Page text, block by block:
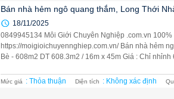
Bán nhà hẻm ngô quang thắm, Long Thới
18/11/2025
0849945134 Môi Giới Chuyên Nghiệp .com.vn
https://moigioichuyennghiep.com.vn/ Bán nhà hẻm
Bè - 608m2 DT 608.3m2 / 16m x 45m Giá : Chỉ nhỉnh
Mức giá : Thỏa thuận Diện tích : Không xác định